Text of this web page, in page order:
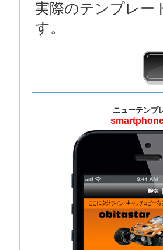
実際のテンプレー
す。
ニューテンプ